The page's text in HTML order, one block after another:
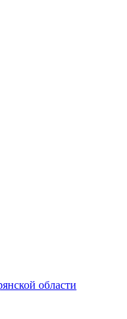
области